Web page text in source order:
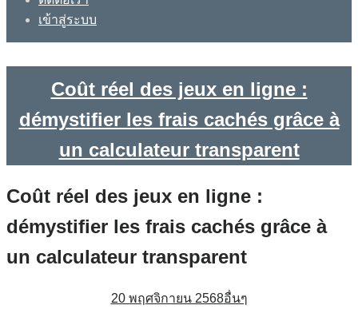
เข้าสู่ระบบ
Coût réel des jeux en ligne :
démystifier les frais cachés grâce à
un calculateur transparent
Coût réel des jeux en ligne :
démystifier les frais cachés grâce à
un calculateur transparent
20 พฤศจิกายน 2568อื่นๆ